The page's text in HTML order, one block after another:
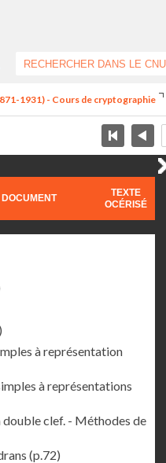
1931) - Cours de cryptographie
TEXTE
OCÉRISÉ
à représentation
à représentations
clef. - Méthodes de
(p.72)